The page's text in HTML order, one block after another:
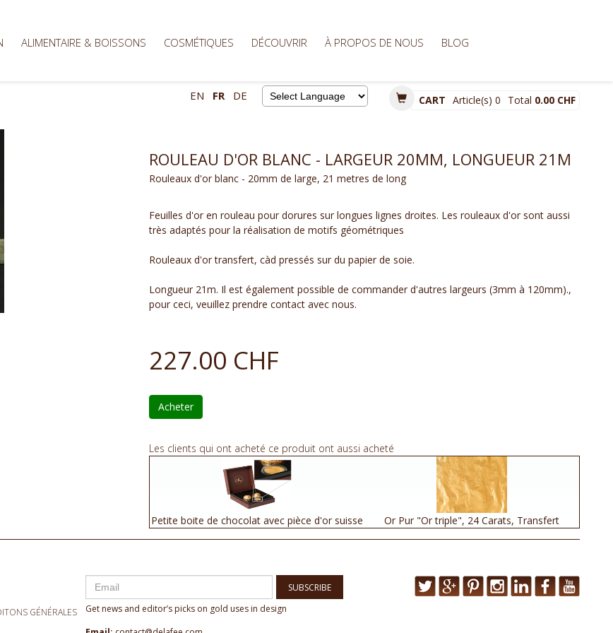
ALIMENTAIRE & BOISSONS COSMÉTIQUES DÉCOUVRIR À PROPOS DE NOUS BLOG
CART Article(s) 0 Total 0.00 CHF
EN FR DE
ROULEAU D'OR BLANC - LARGEUR 20MM, LONGUEUR 21M
Rouleaux d'or blanc - 20mm de large, 21 metres de long
Feuilles d'or en rouleau pour dorures sur longues lignes droites. Les rouleaux d'or sont aussi
très adaptés pour la réalisation de motifs géométriques
Rouleaux d'or transfert, càd pressés sur du papier de soie.
Longueur 21m. Il est également possible de commander d'autres largeurs (3mm à 120mm).,
pour ceci, veuillez prendre contact avec nous.
227.00 CHF
Acheter
Les clients qui ont acheté ce produit ont aussi acheté
Petite boite de chocolat avec pièce d'or suisse Or Pur "Or triple", 24 Carats, Transfert
GÉNÉRALES
SUBSCRIBE
Get news and editor’s picks on gold uses in design